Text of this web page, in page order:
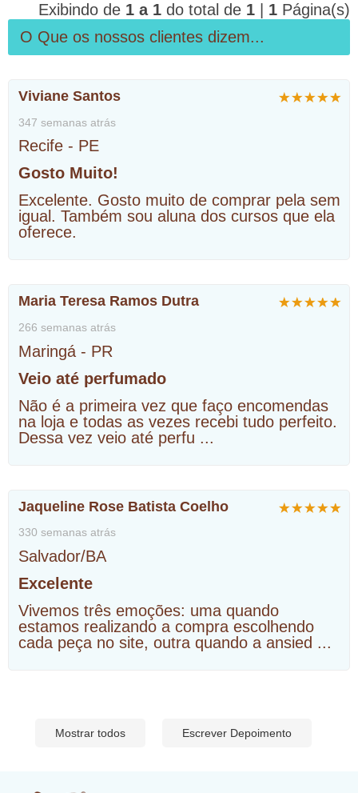
Exibindo de 1 a 1 do total de 1 1 Página(s)
O Que os nossos clientes dizem...
Viviane Santos
347 semanas atrás
Recife - PE
Gosto Muito!
Excelente. Gosto muito de comprar pela sem
igual. Também sou aluna dos cursos que ela
oferece.
Maria Teresa Ramos Dutra
266 semanas atrás
Maringá - PR
Veio até perfumado
Não é a primeira vez que faço encomendas
na loja e todas as vezes recebi tudo perfeito.
Dessa vez veio até perfu ...
Jaqueline Rose Batista Coelho
330 semanas atrás
Salvador/BA
Excelente
Vivemos três emoções: uma quando
estamos realizando a compra escolhendo
cada peça no site, outra quando a ansied ...
Mostrar todos Escrever Depoimento